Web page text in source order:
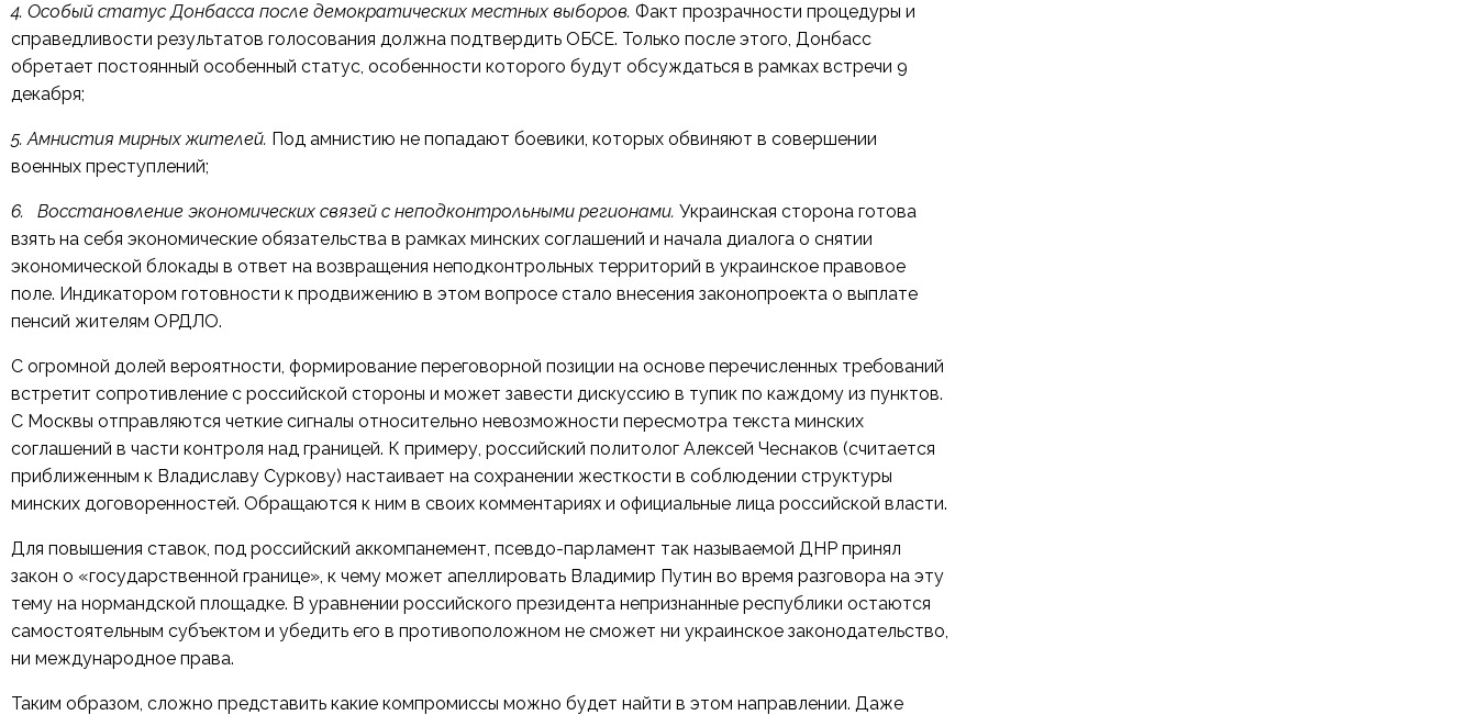
4. Особый статус Донбасса после демократических местных выборов. Факт прозрачности процедуры и
справедливости результатов голосования должна подтвердить ОБСЕ. Только после этого, Донбасс
обретает постоянный особенный статус, особенности которого будут обсуждаться в рамках встречи 9
декабря;
5. Амнистия мирных жителей. Под амнистию не попадают боевики, которых обвиняют в совершении
военных преступлений;
6. Восстановление экономических связей с неподконтрольными регионами. Украинская сторона готова
взять на себя экономические обязательства в рамках минских соглашений и начала диалога о снятии
экономической блокады в ответ на возвращения неподконтрольных территорий в украинское правовое
поле. Индикатором готовности к продвижению в этом вопросе стало внесения законопроекта о выплате
пенсий жителям ОРДЛО.
С огромной долей вероятности, формирование переговорной позиции на основе перечисленных требований
встретит сопротивление с российской стороны и может завести дискуссию в тупик по каждому из пунктов.
С Москвы отправляются четкие сигналы относительно невозможности пересмотра текста минских
соглашений в части контроля над границей. К примеру, российский политолог Алексей Чеснаков (считается
приближенным к Владиславу Суркову) настаивает на сохранении жесткости в соблюдении структуры
минских договоренностей. Обращаются к ним в своих комментариях и официальные лица российской власти.
Для повышения ставок, под российский аккомпанемент, псевдо-парламент так называемой ДНР принял
закон о «государственной границе», к чему может апеллировать Владимир Путин во время разговора на эту
тему на нормандской площадке. В уравнении российского президента непризнанные республики остаются
самостоятельным субъектом и убедить его в противоположном не сможет ни украинское законодательство,
ни международное права.
Таким образом, сложно представить какие компромиссы можно будет найти в этом направлении. Даже